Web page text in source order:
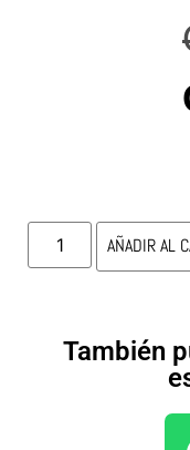
AÑADIR AL
También